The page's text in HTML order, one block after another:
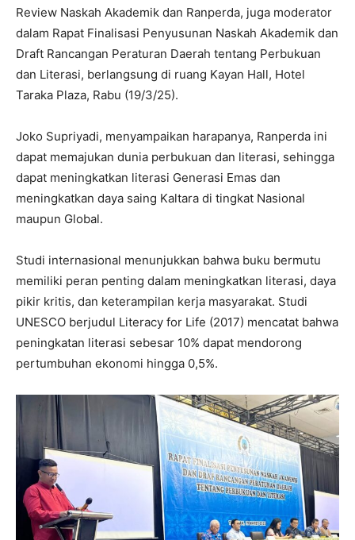
Review Naskah Akademik dan Ranperda, juga moderator
dalam Rapat Finalisasi Penyusunan Naskah Akademik dan
Draft Rancangan Peraturan Daerah tentang Perbukuan
dan Literasi, berlangsung di ruang Kayan Hall, Hotel
Taraka Plaza, Rabu (19/3/25).
Joko Supriyadi, menyampaikan harapanya, Ranperda ini
dapat memajukan dunia perbukuan dan literasi, sehingga
dapat meningkatkan literasi Generasi Emas dan
meningkatkan daya saing Kaltara di tingkat Nasional
maupun Global.
Studi internasional menunjukkan bahwa buku bermutu
memiliki peran penting dalam meningkatkan literasi, daya
pikir kritis, dan keterampilan kerja masyarakat. Studi
UNESCO berjudul Literacy for Life (2017) mencatat bahwa
peningkatan literasi sebesar 10% dapat mendorong
pertumbuhan ekonomi hingga 0,5%.